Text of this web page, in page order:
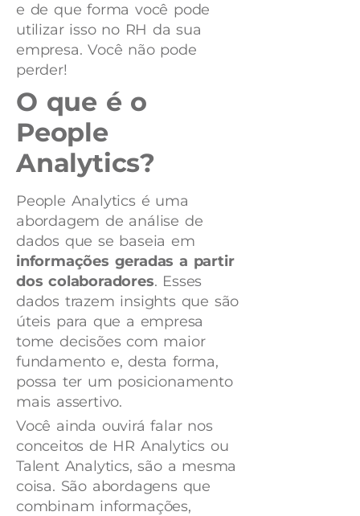
e de que forma você pode
utilizar isso no RH da sua
empresa. Você não pode
perder!
O que é o
People
Analytics?
People Analytics é uma
abordagem de análise de
dados que se baseia em
informações geradas a partir
dos colaboradores. Esses
dados trazem insights que são
úteis para que a empresa
tome decisões com maior
fundamento e, desta forma,
possa ter um posicionamento
mais assertivo.
Você ainda ouvirá falar nos
conceitos de HR Analytics ou
Talent Analytics, são a mesma
coisa. São abordagens que
combinam informações,